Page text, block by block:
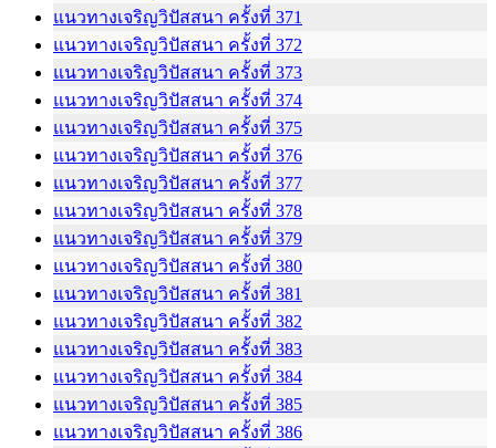
แนวทางเจริญวิปัสสนา ครั้งที่ 371
แนวทางเจริญวิปัสสนา ครั้งที่ 372
แนวทางเจริญวิปัสสนา ครั้งที่ 373
แนวทางเจริญวิปัสสนา ครั้งที่ 374
แนวทางเจริญวิปัสสนา ครั้งที่ 375
แนวทางเจริญวิปัสสนา ครั้งที่ 376
แนวทางเจริญวิปัสสนา ครั้งที่ 377
แนวทางเจริญวิปัสสนา ครั้งที่ 378
แนวทางเจริญวิปัสสนา ครั้งที่ 379
แนวทางเจริญวิปัสสนา ครั้งที่ 380
แนวทางเจริญวิปัสสนา ครั้งที่ 381
แนวทางเจริญวิปัสสนา ครั้งที่ 382
แนวทางเจริญวิปัสสนา ครั้งที่ 383
แนวทางเจริญวิปัสสนา ครั้งที่ 384
แนวทางเจริญวิปัสสนา ครั้งที่ 385
แนวทางเจริญวิปัสสนา ครั้งที่ 386